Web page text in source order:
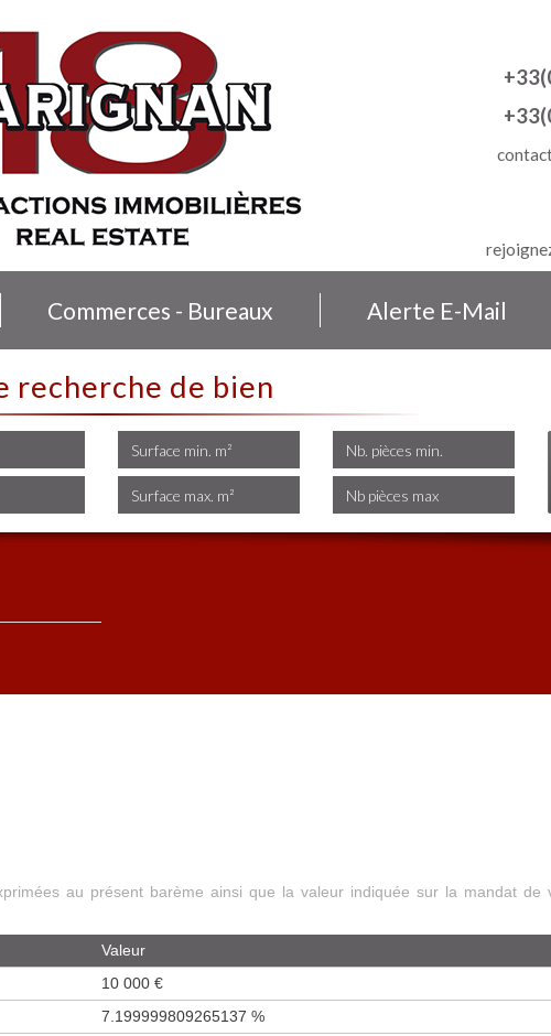
Commerces - Bureaux Alerte E-Mail
recherche de bien
au présent barème ainsi que la valeur indiquée sur la mandat de
Valeur
10 000 €
7.199999809265137 %